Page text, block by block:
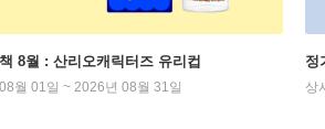
8월 : 산리오캐릭터즈 유리컵
월 01일 ~ 2026년 08월 31일
정
상